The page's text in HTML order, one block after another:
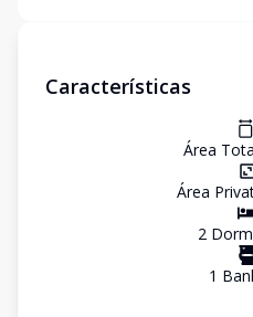
Características
Área
Área
2
1